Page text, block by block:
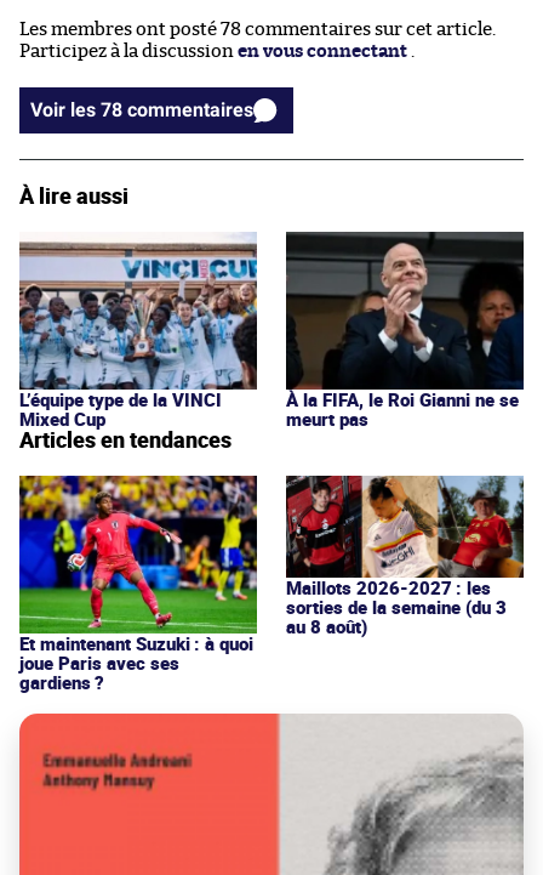
Les membres ont posté 78 commentaires sur cet article.
Participez à la discussion en vous connectant
Voir les 78 commentaires
À lire aussi
L’équipe type de la VINCI
Mixed Cup
À la FIFA, le Roi Gianni ne se
meurt pas
Articles en tendances
Et maintenant Suzuki : à quoi
joue Paris avec ses
gardiens ?
Maillots 2026-2027 : les
sorties de la semaine (du 3
au 8 août)